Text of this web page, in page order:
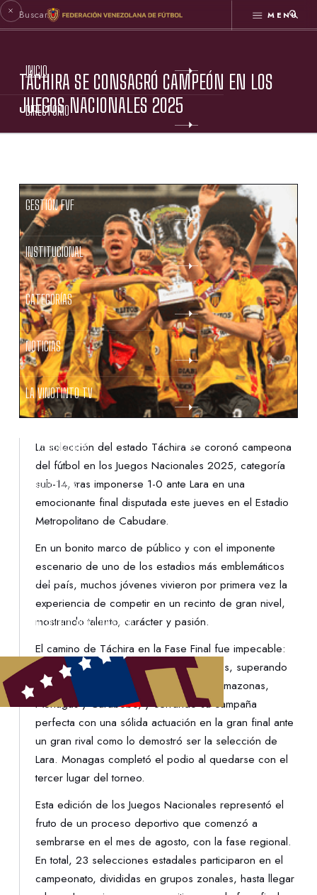
MENÚ
INICIO
DIRECTORIO
GESTIÓN FVF
INSTITUCIONAL
CATEGORÍAS
NOTICIAS
LA VINOTINTO TV
NOTIFICACIONES
NORMATIVAS
DENUNCIAS
PROTECCIÓN DE LA INFANCIA
TÁCHIRA SE CONSAGRÓ CAMPEÓN EN LOS
JUEGOS NACIONALES 2025
La selección del estado Táchira se coronó campeona
del fútbol en los Juegos Nacionales 2025, categoría
sub-14, tras imponerse 1-0 ante Lara en una
emocionante final disputada este jueves en el Estadio
Metropolitano de Cabudare.
En un bonito marco de público y con el imponente
escenario de uno de los estadios más emblemáticos
del país, muchos jóvenes vivieron por primera vez la
experiencia de competir en un recinto de gran nivel,
mostrando talento, carácter y pasión.
El camino de Táchira en la Fase Final fue impecable:
cuatro victorias en cuatro presentaciones, superando
una exigente fase de grupos frente a Amazonas,
Monagas y Carabobo, y cerrando su campaña
perfecta con una sólida actuación en la gran final ante
un gran rival como lo demostró ser la selección de
Lara. Monagas completó el podio al quedarse con el
tercer lugar del torneo.
Esta edición de los Juegos Nacionales representó el
fruto de un proceso deportivo que comenzó a
sembrarse en el mes de agosto, con la fase regional.
En total, 23 selecciones estadales participaron en el
campeonato, divididas en grupos zonales, hasta llegar